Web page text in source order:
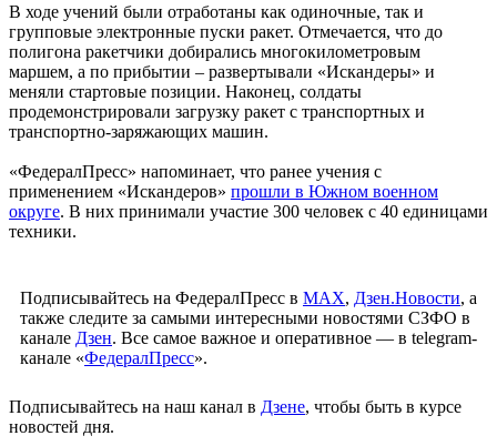
В ходе учений были отработаны как одиночные, так и
групповые электронные пуски ракет. Отмечается, что до
полигона ракетчики добирались многокилометровым
маршем, а по прибытии – развертывали «Искандеры» и
меняли стартовые позиции. Наконец, солдаты
продемонстрировали загрузку ракет с транспортных и
транспортно-заряжающих машин.
«ФедералПресс» напоминает, что ранее учения с
применением «Искандеров» прошли в Южном военном
округе. В них принимали участие 300 человек с 40 единицами
техники.
Подписывайтесь на ФедералПресс в МАХ, Дзен.Новости, а
также следите за самыми интересными новостями СЗФО в
канале Дзен. Все самое важное и оперативное — в telegram-
канале «ФедералПресс».
Подписывайтесь на наш канал в Дзене, чтобы быть в курсе
новостей дня.